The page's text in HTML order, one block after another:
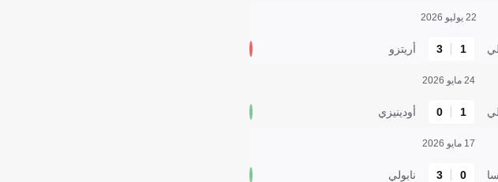
22 يوليو 2026
1
3 أريتزو
24 مايو 2026
1
0 أودينيزي
17 مايو 2026
0
3 نابولي